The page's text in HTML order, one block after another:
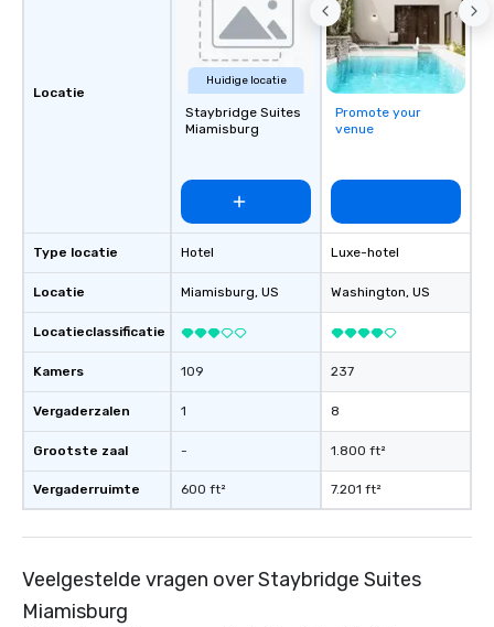
Locatie
Type locatie
Locatie
Locatieclassificatie
Kamers
Vergaderzalen
Grootste zaal
Vergaderruimte
Huidige locatie
Staybridge Suites
Miamisburg
Hotel
Miamisburg, US
109
1
-
600 ft²
Promote your
venue
Luxe-hotel
Washington, US
237
8
1.800 ft²
7.201 ft²
Veelgestelde vragen over Staybridge Suites
Miamisburg